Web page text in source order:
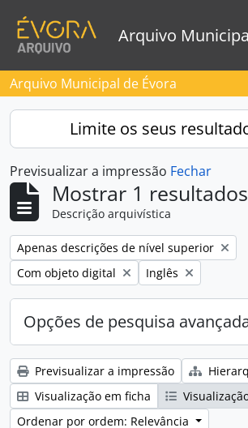
Arquivo
Arquivo Municipal de Évora
Limite os seus
Previsualizar a impressão Fechar
Mostrar 1 resultados
Descrição arquivística
Remove filter:
Apenas descrições de nível superior
Remove filter:
Com objeto digital Remove filter:
Inglês
Opções de pesquisa
Previsualizar a impressão
Visualização em ficha
Ordenar por ordem: Relevância